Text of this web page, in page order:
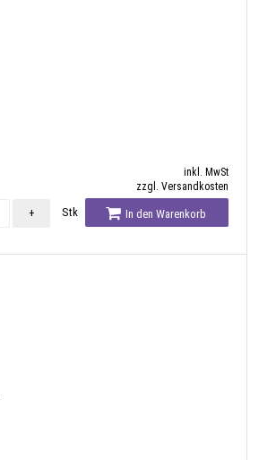
inkl. MwSt
zzgl. Versandkosten
+ Stk In den Warenkorb